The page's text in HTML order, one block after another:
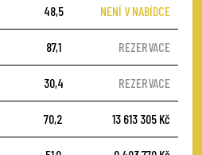
48,5 NENÍ V NABÍDCE
87,1 REZERVACE
30,4 REZERVACE
70,2 13 613 305 Kč